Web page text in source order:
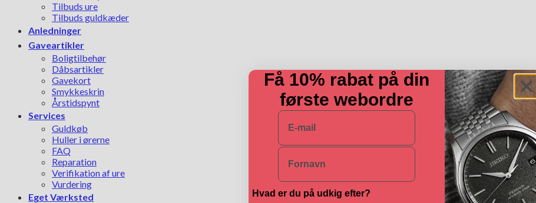
Tilbuds ure
Tilbuds guldkæder
Anledninger
Gaveartikler
Boligtilbehør
Dåbsartikler
Gavekort
Smykkeskrin
Årstidspynt
Services
Guldkøb
Huller i ørerne
FAQ
Reparation
Verifikation af ure
Vurdering
Eget Værksted
Få 10% rabat på din
første webordre
E-mail
Navn
Hvad er du på udkig efter?